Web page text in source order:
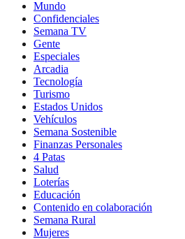
Mundo
Confidenciales
Semana TV
Gente
Especiales
Arcadia
Tecnología
Turismo
Estados Unidos
Vehículos
Semana Sostenible
Finanzas Personales
4 Patas
Salud
Loterías
Educación
Contenido en colaboración
Semana Rural
Mujeres